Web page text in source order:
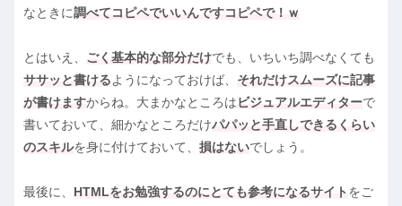
なときに調べてコピペでいいんですコピペで！ｗ
とはいえ、 ごく基本的な部分だけでも、いちいち調べなくても
ササッと書けるようになっておけば、 それだけスムーズに記事
が書けますからね。大まかなところはビジュアルエディターで
書いておいて、細かなところだけパパッと手直しできるくらい
のスキルを身に付けておいて、 損はないでしょう。
最後に、 HTMLをお勉強するのにとても参考になるサイト をご